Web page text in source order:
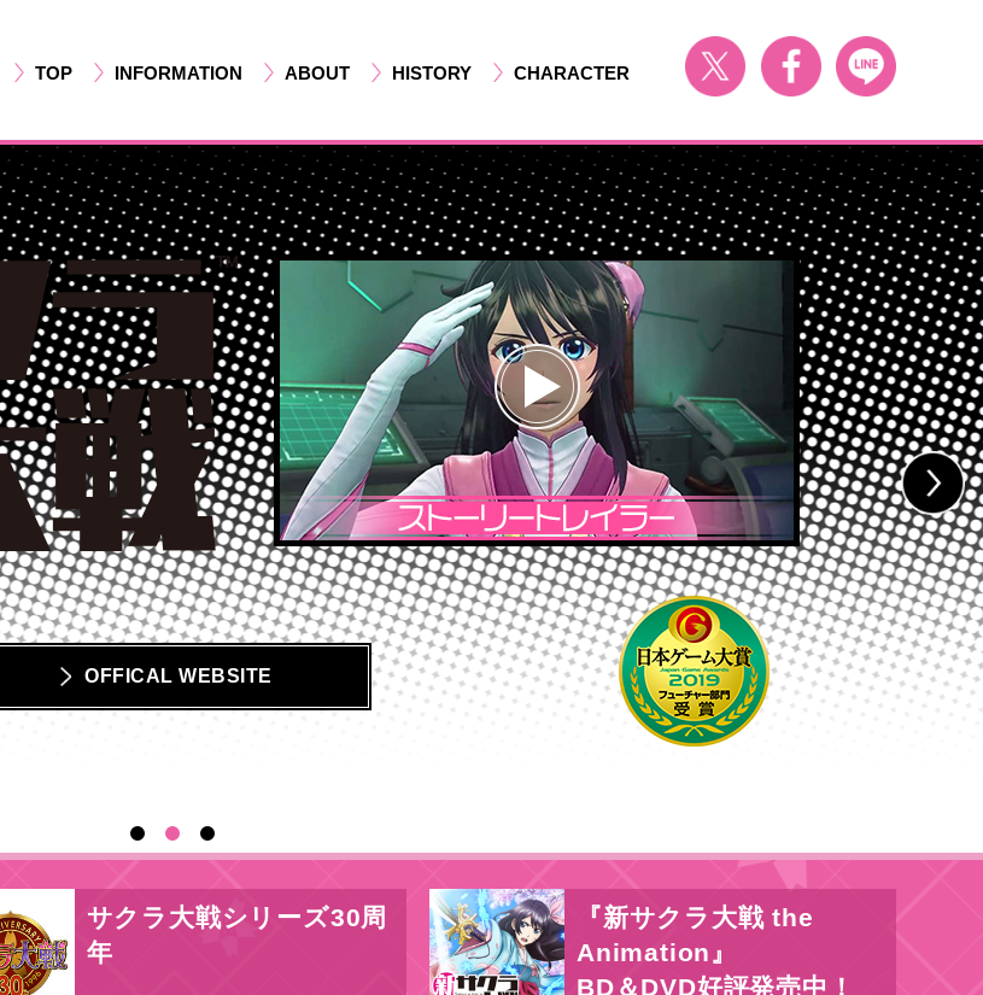
TOP INFORMATION ABOUT HISTORY CHARACTER
OFFICAL WEBSITE
1 2
サクラ大戦シリーズ30周
年
『新サクラ大戦 the
Animation』
BD＆DVD好評発売中！